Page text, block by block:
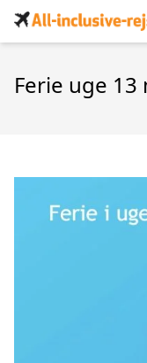
Ferie uge 13